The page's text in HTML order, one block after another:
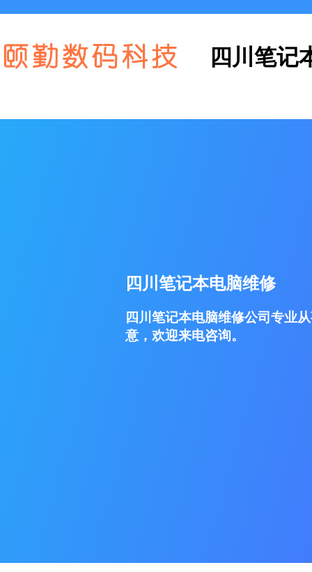
四川笔记
四川笔记本电脑维修
四川笔记本电脑维修公司专业
意，欢迎来电咨询。